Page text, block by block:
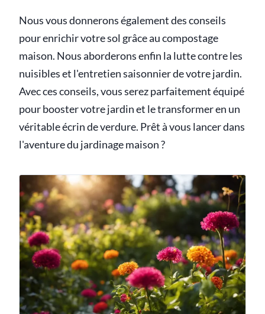
Nous vous donnerons également des conseils
pour enrichir votre sol grâce au compostage
maison. Nous aborderons enfin la lutte contre les
nuisibles et l'entretien saisonnier de votre jardin.
Avec ces conseils, vous serez parfaitement équipé
pour booster votre jardin et le transformer en un
véritable écrin de verdure. Prêt à vous lancer dans
l'aventure du jardinage maison ?